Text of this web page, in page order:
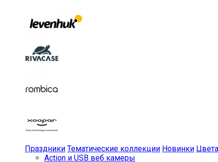
Праздники Тематические коллекции Новинки Цвета
Action и USB веб камеры